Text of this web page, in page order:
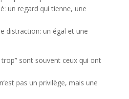
un regard qui tienne, une
distraction: un égal et une
trop” sont souvent ceux qui ont
pas un privilège, mais une